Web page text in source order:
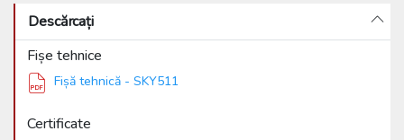
Descărcați
Fișe tehnice
Fișă tehnică - SKY511
Certificate